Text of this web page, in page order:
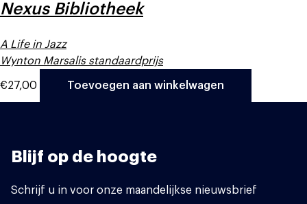
Nexus Bibliotheek
A Life in Jazz
Wynton Marsalis standaardprijs
€27,00 Toevoegen aan winkelwagen
Blijf op de hoogte
Schrijf u in voor onze maandelijkse nieuwsbrief